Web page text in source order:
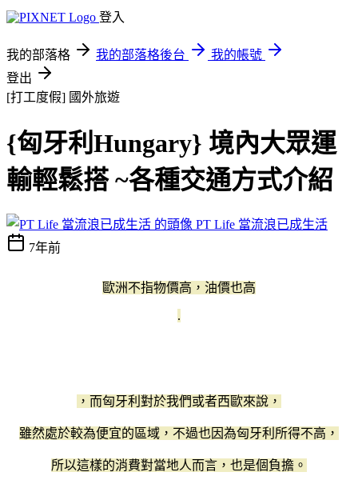
登入
我的部落格 我的部落格後台
我的帳號
登出
[打工度假] 國外旅遊
{匈牙利Hungary} 境內大眾運
輸輕鬆搭 ~各種交通方式介紹
PT Life 當流浪已成生活
7年前
歐洲不指物價高，油價也高
.
，而匈牙利對於我們或者西歐來說，
雖然處於較為便宜的區域，不過也因為匈牙利所得不高，
所以這樣的消費對當地人而言，也是個負擔。